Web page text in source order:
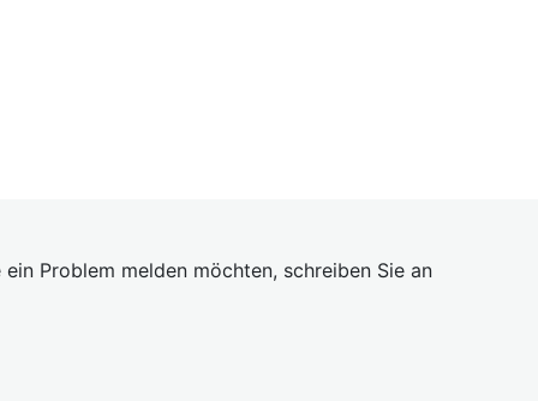
Problem melden möchten, schreiben Sie an